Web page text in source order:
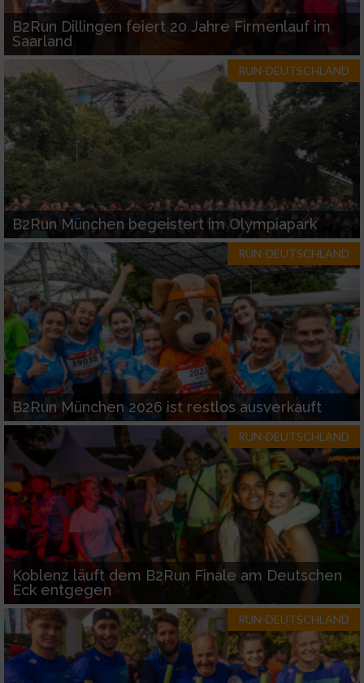
B2Run Dillingen feiert 20 Jahre Firmenlauf im
Saarland
RUN-DEUTSCHLAND
B2Run München begeistert im Olympiapark
RUN-DEUTSCHLAND
B2Run München 2026 ist restlos ausverkauft
RUN-DEUTSCHLAND
Koblenz läuft dem B2Run Finale am Deutschen
Eck entgegen
RUN-DEUTSCHLAND